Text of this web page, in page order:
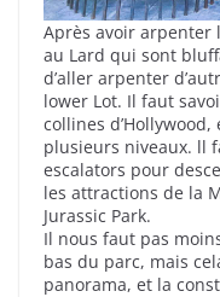
Après avoir arpenter
au Lard qui sont
d’aller arpenter
lower Lot. Il faut
collines
plusieurs niveaux. ll
escalators pour
les attractions de la
Jurassic Park.
Il nous faut pas
bas du parc, mais
panorama, et la